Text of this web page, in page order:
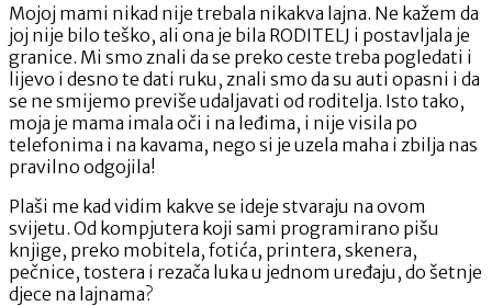
Mojoj mami nikad nije trebala nikakva lajna. Ne kažem da
joj nije bilo teško, ali ona je bila RODITELJ i postavljala je
granice. Mi smo znali da se preko ceste treba pogledati i
lijevo i desno te dati ruku, znali smo da su auti opasni i da
se ne smijemo previše udaljavati od roditelja. Isto tako,
moja je mama imala oči i na leđima, i nije visila po
telefonima i na kavama, nego si je uzela maha i zbilja nas
pravilno odgojila!
Plaši me kad vidim kakve se ideje stvaraju na ovom
svijetu. Od kompjutera koji sami programirano pišu
knjige, preko mobitela, fotića, printera, skenera,
pečnice, tostera i rezača luka u jednom uređaju, do šetnje
djece na lajnama?